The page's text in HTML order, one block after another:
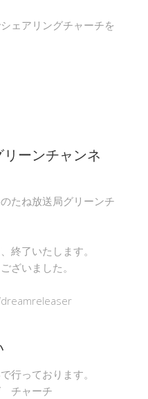
ェアリングチャーチを
ーンチャンネ
たね放送局グリーンチ
終了いたします。
ざいました。
行っております。
チャーチ